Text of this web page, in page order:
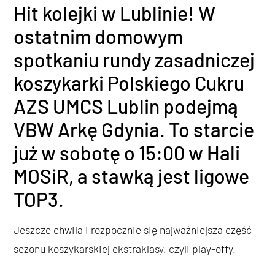
Hit kolejki w Lublinie! W
ostatnim domowym
spotkaniu rundy zasadniczej
koszykarki Polskiego Cukru
AZS UMCS Lublin podejmą
VBW Arkę Gdynia. To starcie
już w sobotę o 15:00 w Hali
MOSiR, a stawką jest ligowe
TOP3.
Jeszcze chwila i rozpocznie się najważniejsza część
sezonu koszykarskiej ekstraklasy, czyli play-offy.